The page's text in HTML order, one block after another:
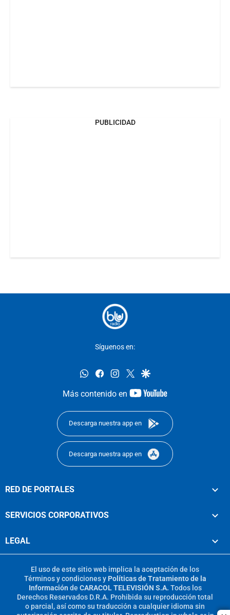
PUBLICIDAD
Síguenos en:
whatsappfacebookinstagram
twittergoogle
Más contenido en
youtube-
Descarga nuestra app en
Descarga nuestra app en
RED DE PORTALES
SERVICIOS CORPORATIVOS
LEGAL
El uso de este sitio web implica la aceptación de los
Términos y condicionesy Políticas de Tratamiento de la
Información de CARACOL TELEVISIÓN S.A. Todos los
Derechos Reservados D.R.A. Prohibida su reproducción total
o parcial, así como su traducción a cualquier idioma sin